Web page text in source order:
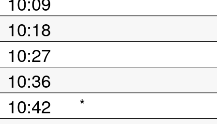
10:18
10:27
10:36
10:42
*